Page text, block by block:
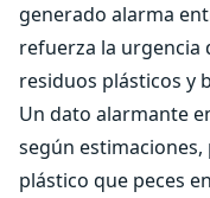
generado alarma
refuerza la urgencia
residuos plásticos y
Un dato alarmante
según estimaciones,
plástico que peces